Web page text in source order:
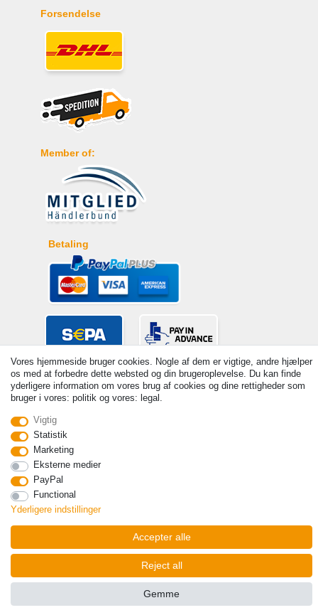
Forsendelse
Member of:
Betaling
© Copyright 2026 | Alle rettigheder forbeholdes. - Prices incl. VAT. 19%
VAT Basic prices see article detail | * Applies to deliveries to the UK!
Withdraw from contract here
Vores hjemmeside bruger cookies. Nogle af dem er vigtige, andre hjælper
os med at forbedre dette websted og din brugeroplevelse. Du kan finde
yderligere information om vores brug af cookies og dine rettigheder som
bruger i vores: politik og vores: legal.
Vigtig
Statistik
Marketing
Eksterne medier
PayPal
Functional
Yderligere indstillinger
Accepter alle
Reject all
Gemme